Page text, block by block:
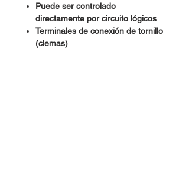
Puede ser controlado
directamente por circuito lógicos
Terminales de conexión de tornillo
(clemas)